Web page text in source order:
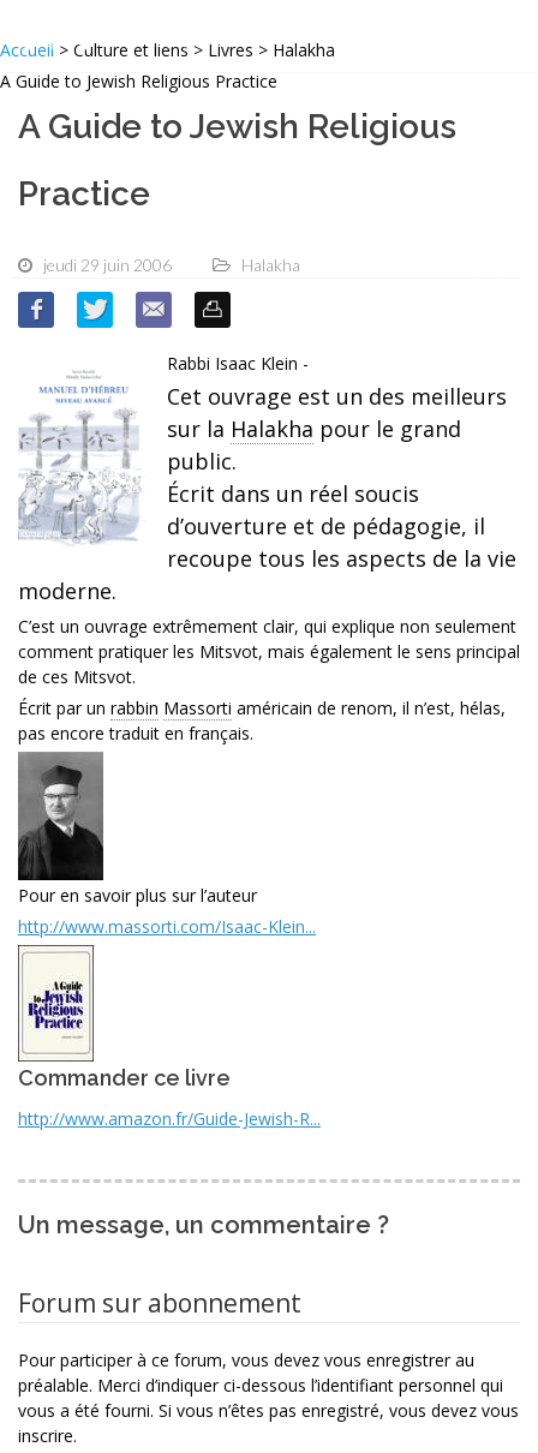
Accueil > Culture et liens > Livres > Halakha
A Guide to Jewish Religious Practice
A Guide to Jewish Religious
Practice
jeudi 29 juin 2006 Halakha
Rabbi Isaac Klein -
Cet ouvrage est un des meilleurs
sur la Halakha pour le grand
public.
Écrit dans un réel soucis
d’ouverture et de pédagogie, il
recoupe tous les aspects de la vie
moderne.
C’est un ouvrage extrêmement clair, qui explique non seulement
comment pratiquer les Mitsvot, mais également le sens principal
de ces Mitsvot.
Écrit par un rabbin Massorti américain de renom, il n’est, hélas,
pas encore traduit en français.
Pour en savoir plus sur l’auteur
http://www.massorti.com/Isaac-Klein...
Commander ce livre
http://www.amazon.fr/Guide-Jewish-R...
Un message, un commentaire ?
Forum sur abonnement
Pour participer à ce forum, vous devez vous enregistrer au
préalable. Merci d’indiquer ci-dessous l’identifiant personnel qui
vous a été fourni. Si vous n’êtes pas enregistré, vous devez vous
inscrire.